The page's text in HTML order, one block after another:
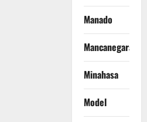
Manado
Mancanegara
Minahasa
Model